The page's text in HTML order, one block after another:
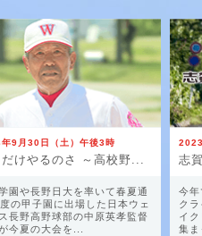
9月30日（土）午後3時
けやるのさ ～高校野...
園や長野日大を率いて春夏通
の甲子園に出場した日本ウェ
長野高野球部の中原英孝監督
今夏の大会を...
志
今年
ク
イ
集ま